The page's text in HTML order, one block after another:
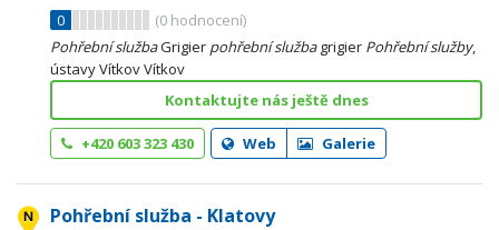
0
(0 hodnocení)
PohřebníslužbaGrigier pohřebníslužbagrigier Pohřebníslužby,
ústavy Vítkov Vítkov
Kontaktujte nás ještě dnes
+420 603 323 430 Web Galerie
Pohřební služba - Klatovy